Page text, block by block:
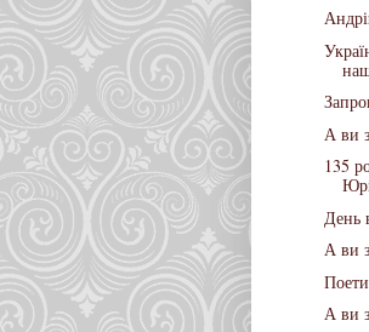
А ви
135
День
А ви
А ви